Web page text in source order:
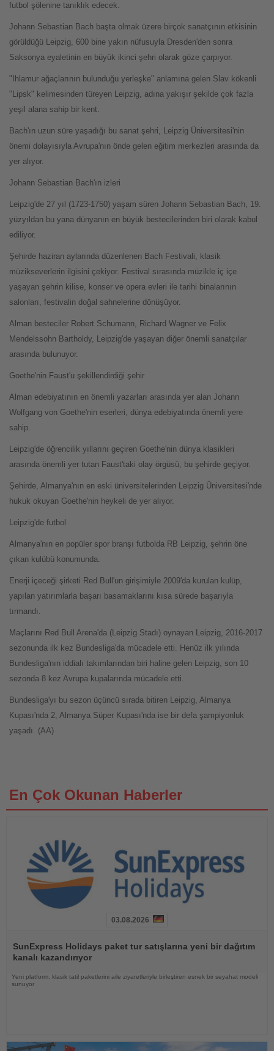
futbol şölenine tanıklık edecek.
Johann Sebastian Bach başta olmak üzere birçok sanatçının etkisinin
görüldüğü Leipzig, 600 bine yakın nüfusuyla Dresden'den sonra
Saksonya eyaletinin en büyük ikinci şehri olarak göze çarpıyor.
"Ihlamur ağaçlarının bulunduğu yerleşke" anlamına gelen Slav kökenli
"Lipsk" kelimesinden türeyen Leipzig, adına yakışır şekilde çok fazla
yeşil alana sahip bir kent.
Bach'ın uzun süre yaşadığı bu sanat şehri, Leipzig Üniversitesi'nin
önemi dolayısıyla Avrupa'nın önde gelen eğitim merkezleri arasında da
yer alıyor.
Johann Sebastian Bach'ın izleri
Leipzig'de 27 yıl (1723-1750) yaşam süren Johann Sebastian Bach, 19.
yüzyıldan bu yana dünyanın en büyük bestecilerinden biri olarak kabul
ediliyor.
Şehirde haziran aylarında düzenlenen Bach Festivali, klasik
müzikseverlerin ilgisini çekiyor. Festival sırasında müzikle iç içe
yaşayan şehrin kilise, konser ve opera evleri ile tarihi binalarının
salonları, festivalin doğal sahnelerine dönüşüyor.
Alman besteciler Robert Schumann, Richard Wagner ve Felix
Mendelssohn Bartholdy, Leipzig'de yaşayan diğer önemli sanatçılar
arasında bulunuyor.
Goethe'nin Faust'u şekillendirdiği şehir
Alman edebiyatının en önemli yazarları arasında yer alan Johann
Wolfgang von Goethe'nin eserleri, dünya edebiyatında önemli yere
sahip.
Leipzig'de öğrencilik yıllarını geçiren Goethe'nin dünya klasikleri
arasında önemli yer tutan Faust'taki olay örgüsü, bu şehirde geçiyor.
Şehirde, Almanya'nın en eski üniversitelerinden Leipzig Üniversitesi'nde
hukuk okuyan Goethe'nin heykeli de yer alıyor.
Leipzig'de futbol
Almanya'nın en popüler spor branşı futbolda RB Leipzig, şehrin öne
çıkan kulübü konumunda.
Enerji içeceği şirketi Red Bull'un girişimiyle 2009'da kurulan kulüp,
yapılan yatırımlarla başarı basamaklarını kısa sürede başarıyla
tırmandı.
Maçlarını Red Bull Arena'da (Leipzig Stadı) oynayan Leipzig, 2016-2017
sezonunda ilk kez Bundesliga'da mücadele etti. Henüz ilk yılında
Bundesliga'nın iddialı takımlarından biri haline gelen Leipzig, son 10
sezonda 8 kez Avrupa kupalarında mücadele etti.
Bundesliga'yı bu sezon üçüncü sırada bitiren Leipzig, Almanya
Kupası'nda 2, Almanya Süper Kupası'nda ise bir defa şampiyonluk
yaşadı. (AA)
En Çok Okunan Haberler
Oku
03.08.2026
SunExpress Holidays paket tur satışlarına yeni bir dağıtım
kanalı kazandırıyor
Yeni platform, klasik tatil paketlerini aile ziyaretleriyle birleştiren esnek bir seyahat modeli
sunuyor